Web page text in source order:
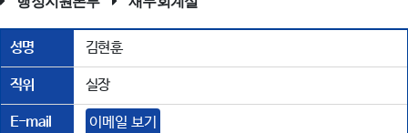
성명 김현훈
직위 실장
E-mail 이메일 보기